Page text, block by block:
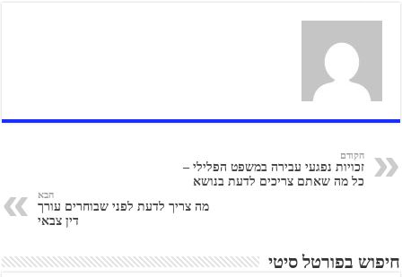
הקודם
זכויות נפגעי עבירה במשפט הפלילי –
כל מה שאתם צריכים לדעת בנושא
הבא
מה צריך לדעת לפני שבוחרים עורך
דין צבאי
חיפוש בפורטל סיטי